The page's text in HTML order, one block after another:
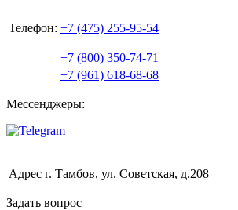
Телефон: +7 (475) 255-95-54
+7 (800) 350-74-71
+7 (961) 618-68-68
Мессенджеры:
Адрес г. Тамбов, ул. Советская, д.208
Задать вопрос